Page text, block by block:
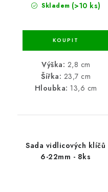
Skladem (>10 ks)
Výška: 2,8 cm
Šířka: 23,7 cm
Hloubka: 13,6 cm
Sada vidlicových klíčů
6-22mm - 8ks